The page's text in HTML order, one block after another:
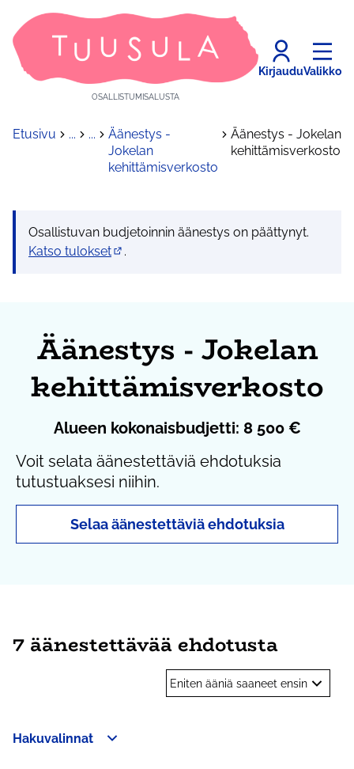
OSALLISTUMISALUSTA
KirjauduValikko
Etusivu ... ...
Äänestys -
Jokelan
kehittämisverkosto
Äänestys - Jokelan
kehittämisverkosto
Osallistuvan budjetoinnin äänestys on päättynyt.
Katso tulokset
.
Äänestys - Jokelan
kehittämisverkosto
Alueen kokonaisbudjetti: 8 500 €
Voit selata äänestettäviä ehdotuksia
tutustuaksesi niihin.
Selaa äänestettäviä ehdotuksia
7 äänestettävää ehdotusta
Eniten ääniä saaneet ensin
Hakuvalinnat